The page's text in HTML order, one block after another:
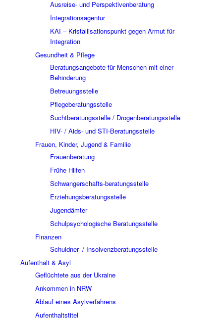
Ausreise- und Perspektivenberatung
Integrationsagentur
KAI – Kristallisationspunkt gegen Armut für
Integration
Gesundheit & Pflege
Beratungsangebote für Menschen mit einer
Behinderung
Betreuungsstelle
Pflegeberatungsstelle
Suchtberatungsstelle / Drogenberatungsstelle
HIV- / Aids- und STI-Beratungsstelle
Frauen, Kinder, Jugend & Familie
Frauenberatung
Frühe Hilfen
Schwangerschafts-beratungsstelle
Erziehungsberatungsstelle
Jugendämter
Schulpsychologische Beratungsstelle
Finanzen
Schuldner- / Insolvenzberatungsstelle
Aufenthalt & Asyl
Geflüchtete aus der Ukraine
Ankommen in NRW
Ablauf eines Asylverfahrens
Aufenthaltstitel